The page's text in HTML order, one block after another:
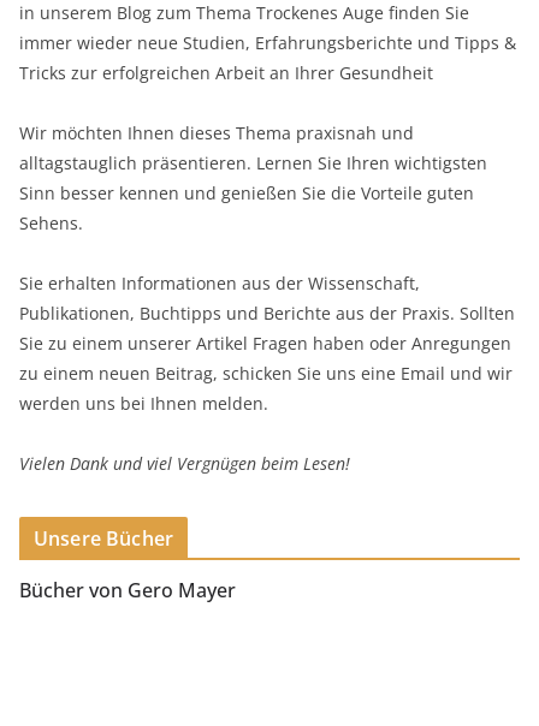
in unserem Blog zum Thema Trockenes Auge finden Sie
immer wieder neue Studien, Erfahrungsberichte und Tipps &
Tricks zur erfolgreichen Arbeit an Ihrer Gesundheit
Wir möchten Ihnen dieses Thema praxisnah und
alltagstauglich präsentieren. Lernen Sie Ihren wichtigsten
Sinn besser kennen und genießen Sie die Vorteile guten
Sehens.
Sie erhalten Informationen aus der Wissenschaft,
Publikationen, Buchtipps und Berichte aus der Praxis. Sollten
Sie zu einem unserer Artikel Fragen haben oder Anregungen
zu einem neuen Beitrag, schicken Sie uns eine Email und wir
werden uns bei Ihnen melden.
Vielen Dank und viel Vergnügen beim Lesen!
Unsere Bücher
Bücher von Gero Mayer